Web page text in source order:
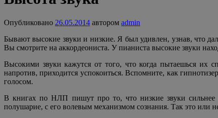
Опубликовано 26.05.2014 автором admin
Бывают высокие звуки и низкие. Я был удивлен, узнав, что
Вы смотрите на аккордеониста. У пианиста высокие звуки
Высокими звуки кажутся от того, что когда пытаешься их
напротив, приходится успокоиться. Вспомните, как
голосом.
В книгах по НЛП пишут про то, что низкие звуки сильнее
полушарие, с его волевым механизмом сознания. Так это или